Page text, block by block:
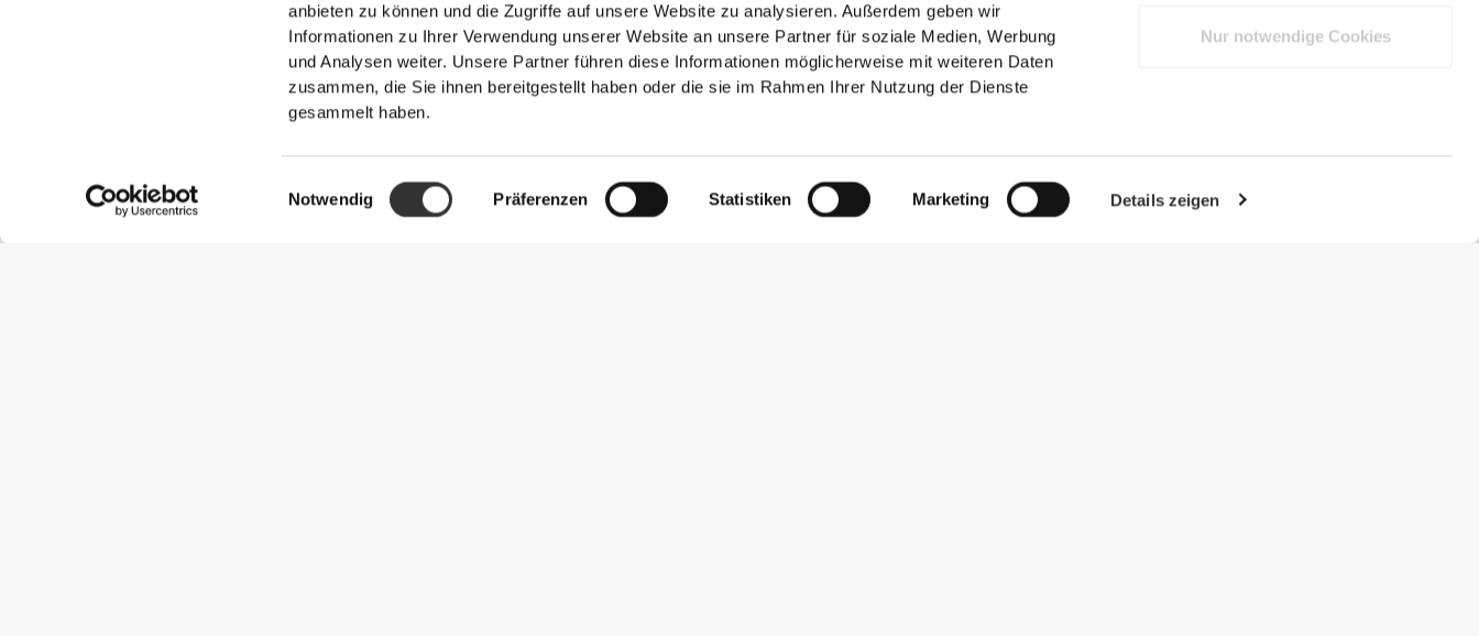
anbieten zu können und die Zugriffe auf unsere Website zu analysieren. Außerdem geben wir
Informationen zu Ihrer Verwendung unserer Website an unsere Partner für soziale Medien, Werbung
und Analysen weiter. Unsere Partner führen diese Informationen möglicherweise mit weiteren Daten
zusammen, die Sie ihnen bereitgestellt haben oder die sie im Rahmen Ihrer Nutzung der Dienste
gesammelt haben.
Einwilligungsauswahl
Notwendig Präferenzen Statistiken Marketing Details zeigen
Nur notwendige Cookies